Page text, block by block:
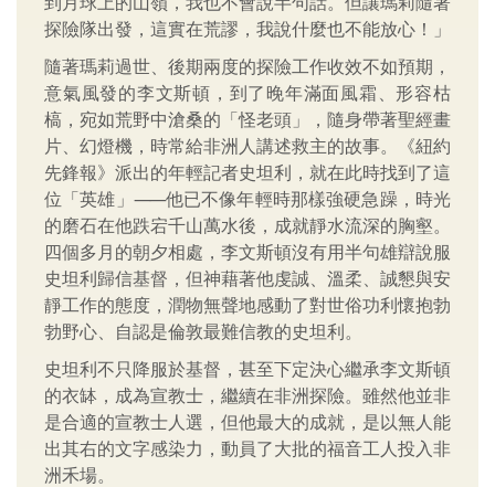
探險隊出發，這實在荒謬，我說什麼也不能放心！」
隨著瑪莉過世、後期兩度的探險工作收效不如預期，
意氣風發的李文斯頓，到了晚年滿面風霜、形容枯
槁，宛如荒野中滄桑的「怪老頭」，隨身帶著聖經畫
片、幻燈機，時常給非洲人講述救主的故事。《紐約
先鋒報》派出的年輕記者史坦利，就在此時找到了這
位「英雄」 ——他已不像年輕時那樣強硬急躁，時光
的磨石在他跌宕千山萬水後，成就靜水流深的胸壑。
四個多月的朝夕相處，李文斯頓沒有用半句雄辯說服
史坦利歸信基督，但神藉著他虔誠、溫柔、誠懇與安
靜工作的態度，潤物無聲地感動了對世俗功利懷抱勃
勃野心、自認是倫敦最難信教的史坦利。
史坦利不只降服於基督，甚至下定決心繼承李文斯頓
的衣缽，成為宣教士，繼續在非洲探險。雖然他並非
是合適的宣教士人選，但他最大的成就，是以無人能
出其右的文字感染力，動員了大批的福音工人投入非
洲禾場。